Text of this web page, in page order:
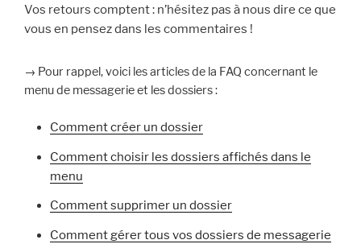
Vos retours comptent : n’hésitez pas à nous dire ce que
vous en pensez dans les commentaires !
→ Pour rappel, voici les articles de la FAQ concernant le
menu de messagerie et les dossiers :
Comment créer un dossier
Comment choisir les dossiers affichés dans le
menu
Comment supprimer un dossier
Comment gérer tous vos dossiers de messagerie